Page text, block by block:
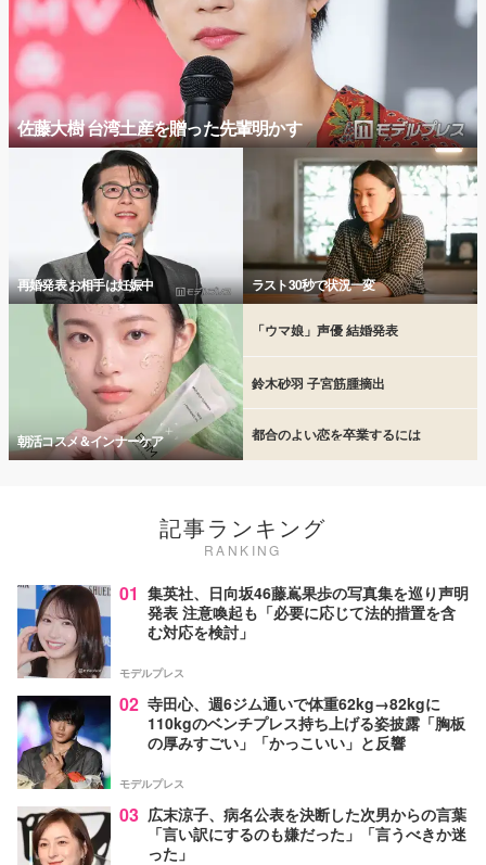
佐藤大樹 台湾土産を贈った先輩明かす
再婚発表 お相手は妊娠中 ラスト30秒で状況一変
朝活コスメ＆インナーケア
「ウマ娘」声優 結婚発表
鈴木砂羽 子宮筋腫摘出
都合のよい恋を卒業するには
記事ランキング
RANKING
01 集英社、日向坂46藤嶌果歩の写真集を巡り声明
発表 注意喚起も「必要に応じて法的措置を含
む対応を検討」
モデルプレス
02 寺田心、週6ジム通いで体重62kg→82kgに
110kgのベンチプレス持ち上げる姿披露「胸板
の厚みすごい」「かっこいい」と反響
モデルプレス
03 広末涼子、病名公表を決断した次男からの言葉
「言い訳にするのも嫌だった」「言うべきか迷
った」